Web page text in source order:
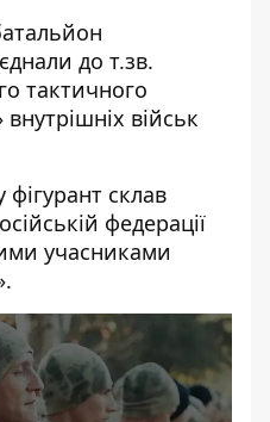
до т.зв.
тактичного
військ
фігурант склав
федерації
учасниками